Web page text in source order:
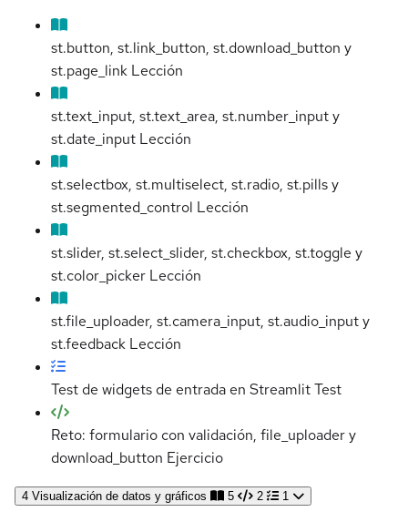
st.button, st.link_button, st.download_button y
st.page_link Lección
st.text_input, st.text_area, st.number_input y
st.date_input Lección
st.selectbox, st.multiselect, st.radio, st.pills y
st.segmented_control Lección
st.slider, st.select_slider, st.checkbox, st.toggle y
st.color_picker Lección
st.file_uploader, st.camera_input, st.audio_input y
st.feedback Lección
Test de widgets de entrada en StreamlitTest
Reto: formulario con validación, file_uploader y
download_button Ejercicio
4 Visualización de datos y gráficos 5 2 1